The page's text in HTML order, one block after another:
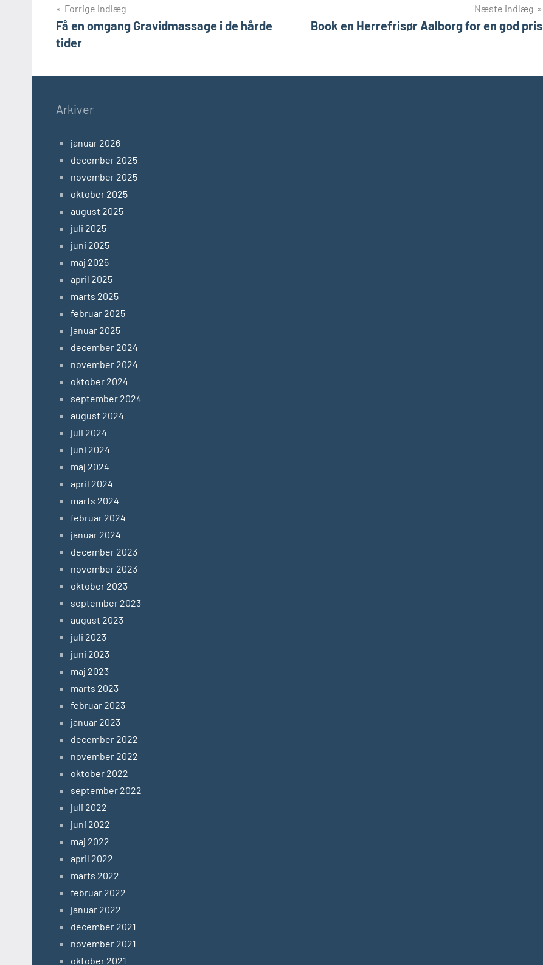
Indlægsnavigation
Forrige indlæg
Få en omgang Gravidmassage i de hårde
tider
Næste indlæg
Book en Herrefrisør Aalborg for en god pris
Arkiver
januar 2026
december 2025
november 2025
oktober 2025
august 2025
juli 2025
juni 2025
maj 2025
april 2025
marts 2025
februar 2025
januar 2025
december 2024
november 2024
oktober 2024
september 2024
august 2024
juli 2024
juni 2024
maj 2024
april 2024
marts 2024
februar 2024
januar 2024
december 2023
november 2023
oktober 2023
september 2023
august 2023
juli 2023
juni 2023
maj 2023
marts 2023
februar 2023
januar 2023
december 2022
november 2022
oktober 2022
september 2022
juli 2022
juni 2022
maj 2022
april 2022
marts 2022
februar 2022
januar 2022
december 2021
november 2021
oktober 2021